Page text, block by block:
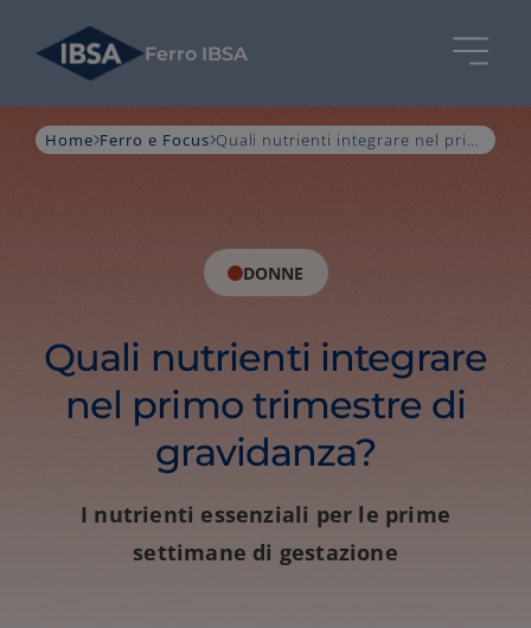
Ferro IBSA
Home Ferro e Focus Quali nutrienti integrare nel primo trimestre di gravidanza?
DONNE
Quali nutrienti integrare
nel primo trimestre di
gravidanza?
I nutrienti essenziali per le prime
settimane di gestazione